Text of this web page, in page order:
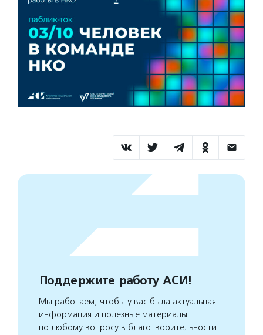
Поддержите работу АСИ!
Мы работаем, чтобы у вас была актуальная
информация и полезные материалы
по любому вопросу в благотворительности.